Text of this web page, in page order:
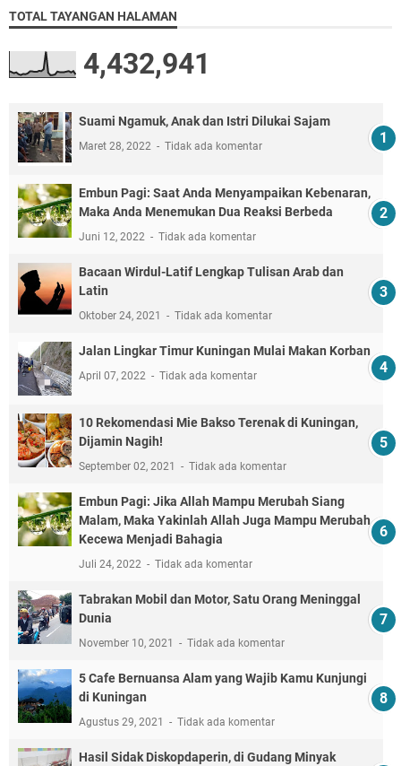
TOTAL TAYANGAN HALAMAN
4,432,941
Suami Ngamuk, Anak dan Istri Dilukai Sajam
Maret 28, 2022 Tidak ada komentar
Embun Pagi: Saat Anda Menyampaikan Kebenaran,
Maka Anda Menemukan Dua Reaksi Berbeda
Juni 12, 2022 Tidak ada komentar
Bacaan Wirdul-Latif Lengkap Tulisan Arab dan
Latin
Oktober 24, 2021 Tidak ada komentar
Jalan Lingkar Timur Kuningan Mulai Makan Korban
April 07, 2022 Tidak ada komentar
10 Rekomendasi Mie Bakso Terenak di Kuningan,
Dijamin Nagih!
September 02, 2021 Tidak ada komentar
Embun Pagi: Jika Allah Mampu Merubah Siang
Malam, Maka Yakinlah Allah Juga Mampu Merubah
Kecewa Menjadi Bahagia
Juli 24, 2022 Tidak ada komentar
Tabrakan Mobil dan Motor, Satu Orang Meninggal
Dunia
November 10, 2021 Tidak ada komentar
5 Cafe Bernuansa Alam yang Wajib Kamu Kunjungi
di Kuningan
Agustus 29, 2021 Tidak ada komentar
Hasil Sidak Diskopdaperin, di Gudang Minyak